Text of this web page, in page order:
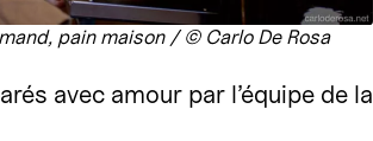
pain maison / © Carlo De Rosa
avec amour par l’équipe de la